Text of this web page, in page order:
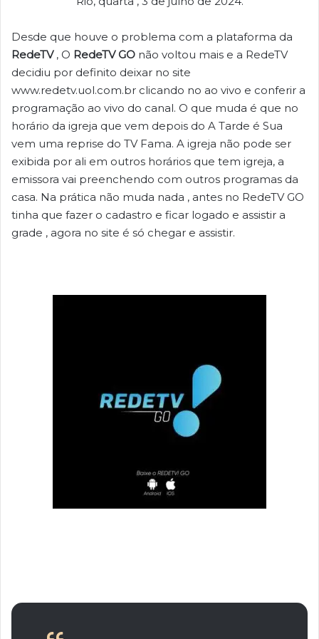
Desde que houve o problema com a plataforma da
RedeTV, O RedeTV GO não voltou mais e a RedeTV
decidiu por definito deixar no site
www.redetv.uol.com.br clicando no ao vivo e conferir a
programação ao vivo do canal. O que muda é que no
horário da igreja que vem depois do A Tarde é Sua
vem uma reprise do TV Fama. A igreja não pode ser
exibida por ali em outros horários que tem igreja, a
emissora vai preenchendo com outros programas da
casa. Na prática não muda nada , antes no RedeTV GO
tinha que fazer o cadastro e ficar logado e assistir a
grade , agora no site é só chegar e assistir.